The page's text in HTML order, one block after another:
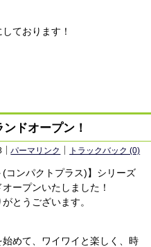
ております！
ドオープン！
パーマリンク トラックバック (0)
コンパクトプラス)】シリーズ
ープンいたしました！
とうございます。
めて、ワイワイと楽しく、時